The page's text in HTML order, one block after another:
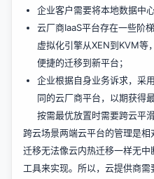
企业客户需要将本地数据中
云厂商IaaS平台存在一些阶
虚拟化引擎从XEN到KVM等
便捷的迁移到新平台；
企业根据自身业务诉求，采
同的云厂商平台，以期获得
按需最优放置时需要跨云平滑
跨云场景两端云平台的管理是
迁移无法像云内热迁移一样无
工具来实现。所以，云提供商